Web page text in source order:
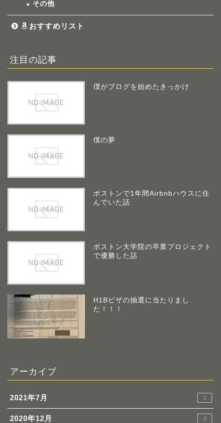
その他
おすすめリスト
注目の記事
僕がブログを始めたきっかけ
僕の夢
ボストンで1年間Airbnbハウスに住
んでいた話
ボストン大学院の卒業プロジェクト
で優勝した話
H1Bビザの抽選に当たりまし
た！！！
アーカイブ
2021年7月 1
2020年12月 3